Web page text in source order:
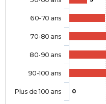
0
60-70 ans
70-80 ans
80-90 ans
90-100 ans
Plus de 100 ans